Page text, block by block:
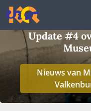
Ga
naar
de
inhoudUpdate #4
Nieuws van